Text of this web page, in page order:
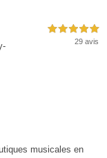
5,0 étoiles sur 5
29 avis
musicales en